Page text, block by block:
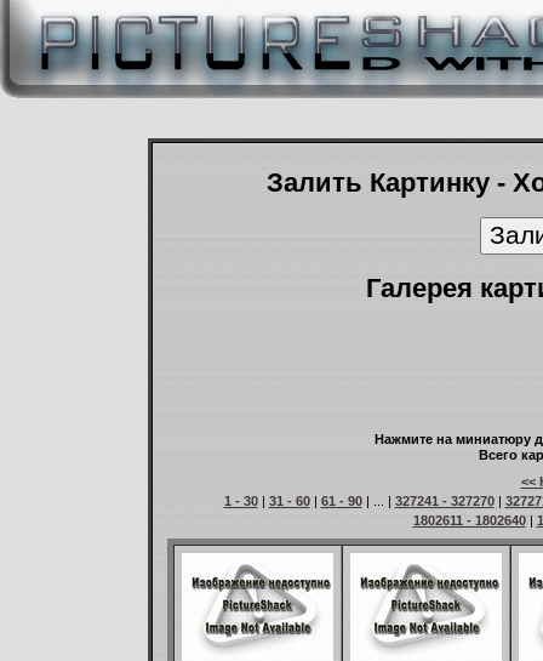
Залить Картинку -
Галерея
Нажмите на миниатюру
Всего
<<
1 - 30| 31 - 60| 61 - 90| ... | 327241 - 327270|
1802611 - 1802640|